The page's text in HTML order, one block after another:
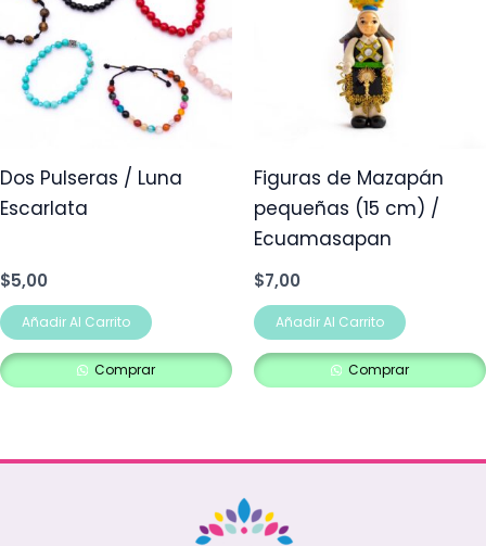
Dos Pulseras / Luna
Escarlata
$5,00
Añadir Al Carrito
Comprar
Figuras de Mazapán
pequeñas (15 cm) /
Ecuamasapan
$7,00
Añadir Al Carrito
Comprar